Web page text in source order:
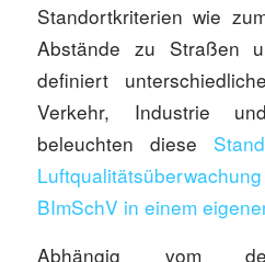
Standortkriterien wie
Abstände zu Straßen
definiert
Verkehr, Industrie
beleuchten diese
BImSchV in einem
Abhängig vom